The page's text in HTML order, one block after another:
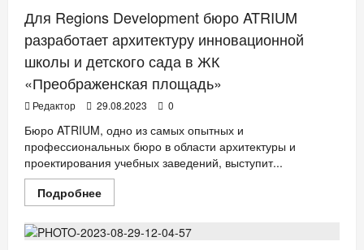
Рублевку
по
числу
образовательных
учреждений
Для Regions Development бюро ATRIUM
разработает архитектуру инновационной
школы и детского сада в ЖК
«Преображенская площадь»
Редактор 29.08.2023 0
Бюро ATRIUM, одно из самых опытных и
профессиональных бюро в области архитектуры и
проектирования учебных заведений, выступит...
ПодробнееПрочитать
больше
Для
Regions
ДЕТИ ДОМ